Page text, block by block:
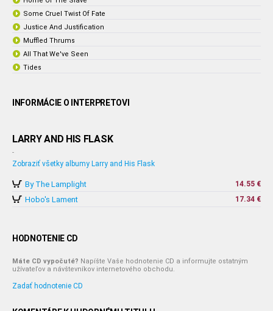
Some Cruel Twist Of Fate
Justice And Justification
Muffled Thrums
All That We've Seen
Tides
INFORMÁCIE O INTERPRETOVI
LARRY AND HIS FLASK
-
Zobraziť všetky albumy Larry and His Flask
By The Lamplight 14.55 €
Hobo's Lament 17.34 €
HODNOTENIE CD
Máte CD vypočuté? Napíšte Vaše hodnotenie CD a informujte ostatným
užívateľov a návštevníkov internetového obchodu.
Zadať hodnotenie CD